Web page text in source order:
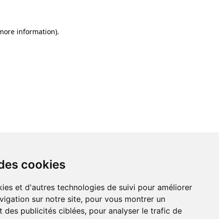
cookies
et d'autres technologies de suivi pour améliorer
sur notre site, pour vous montrer un
des publicités ciblées, pour analyser le trafic de
information).